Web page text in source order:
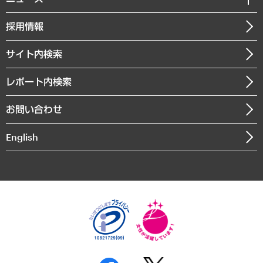
GRC（ガバナンス・リスク・コンプライアンス）・防災（政策）
経済・産業・雇用・労働
まちづくり・観光・交通・スポーツ・スマートシティ
自然資源・農林水産業・食料システム
経営用語集
受託・受注実績（官公庁関連）
メディア掲載・出演
社長メッセージ
会社概要
沿革
組織図・本部部室紹介
インドネシア現地法人
個人情報保護方針
ニュースリリース
お知らせ
採用情報
サイト内検索
レポート内検索
お問い合わせ
English